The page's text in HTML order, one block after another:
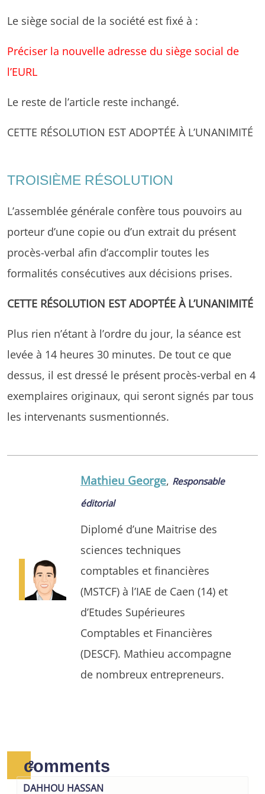
Le siège social de la société est fixé à :
Préciser la nouvelle adresse du siège social de
l’EURL
Le reste de l’article reste inchangé.
CETTE RÉSOLUTION EST ADOPTÉE À L’UNANIMITÉ
TROISIÈME RÉSOLUTION
L’assemblée générale confère tous pouvoirs au
porteur d’une copie ou d’un extrait du présent
procès-verbal afin d’accomplir toutes les
formalités consécutives aux décisions prises.
CETTE RÉSOLUTION EST ADOPTÉE À L’UNANIMITÉ
Plus rien n’étant à l’ordre du jour, la séance est
levée à 14 heures 30 minutes. De tout ce que
dessus, il est dressé le présent procès-verbal en 4
exemplaires originaux, qui seront signés par tous
les intervenants susmentionnés.
Mathieu George, Responsable
éditorial
Diplomé d’une Maitrise des
sciences techniques
comptables et financières
(MSTCF) à l’IAE de Caen (14) et
d’Etudes Supérieures
Comptables et Financières
(DESCF). Mathieu accompagne
de nombreux entrepreneurs.
2
comments
DAHHOU HASSAN